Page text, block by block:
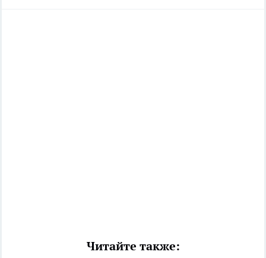
Читайте также: